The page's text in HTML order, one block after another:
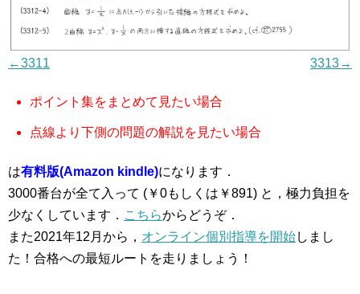
←3311 3313→
ポイント集をまとめて見たい場合
点線より下側の問題の解説を見たい場合
は有料版(Amazon kindle)になります．
3000番台が全て入って (￥0もしくは￥891) と，極力負担を
少なくしています． こちらからどうぞ．
また2021年12月から， オンライン個別指導を開始しまし
た！合格への最短ルートを走りましょう！